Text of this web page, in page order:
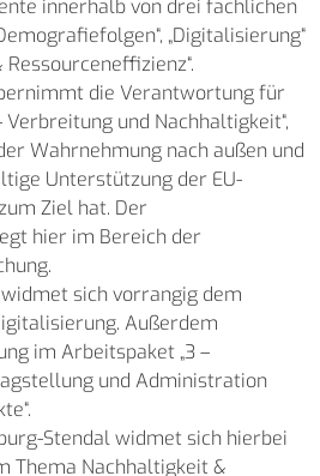
innerhalb von drei fachlichen
„Digitalisierung“
die Verantwortung für
Verbreitung und Nachhaltigkeit“,
Wahrnehmung nach außen und
Unterstützung der EU-
Ziel hat. Der
hier im Bereich der
sich vorrangig dem
Außerdem
im Arbeitspaket „3 –
und Administration
Stendal widmet sich hierbei
Thema Nachhaltigkeit &